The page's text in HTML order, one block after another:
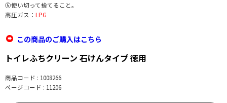
⑤使い切って捨てること。
高圧ガス： LPG
この商品のご購入はこちら
トイレふちクリーン 石けんタイプ 徳用
商品コード : 1008266
ページコード : 11206